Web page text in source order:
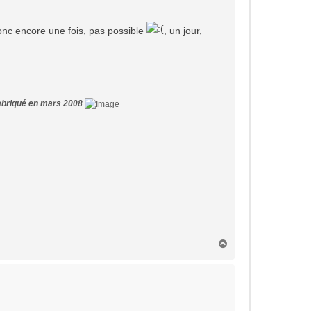
encore une fois, pas possible
, un jour,
en mars 2008